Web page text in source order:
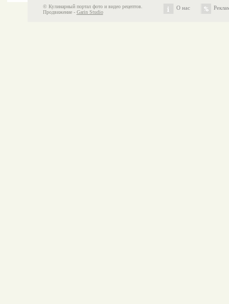
© Кулинарный портал фото и видео рецептов.
Продвижение - Garin Studio
О нас